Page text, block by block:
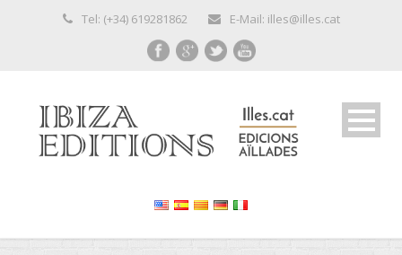
Tel: (+34) 619281862 E-Mail: illes@illes.cat